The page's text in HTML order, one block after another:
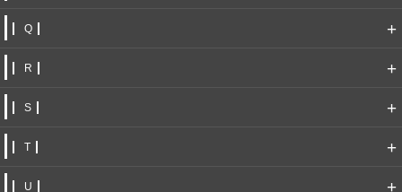
Q +
R +
S +
T +
U +